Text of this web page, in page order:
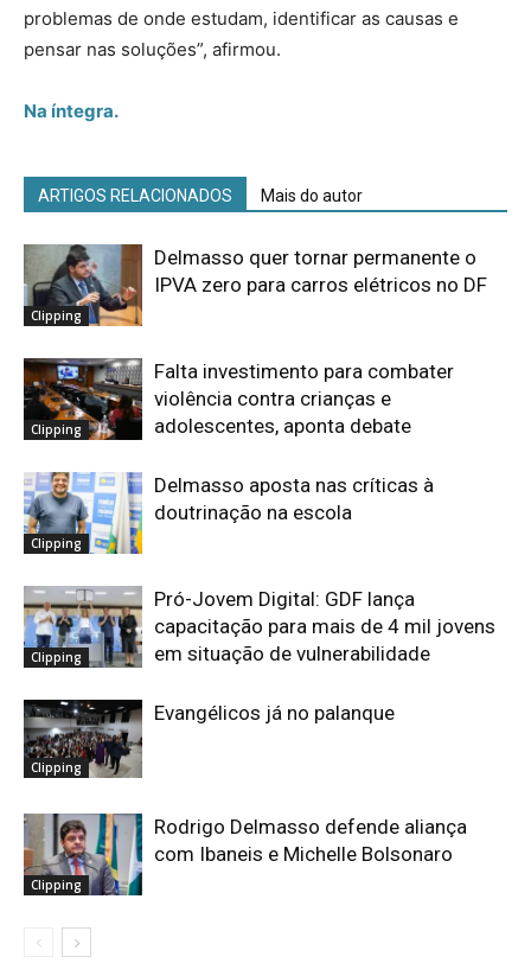
problemas de onde estudam, identificar as causas e
pensar nas soluções”, afirmou.
Na íntegra.
ARTIGOS RELACIONADOS Mais do autor
Clipping
Delmasso quer tornar permanente o
IPVA zero para carros elétricos no DF
Clipping
Falta investimento para combater
violência contra crianças e
adolescentes, aponta debate
Clipping
Delmasso aposta nas críticas à
doutrinação na escola
Clipping
Pró-Jovem Digital: GDF lança
capacitação para mais de 4 mil jovens
em situação de vulnerabilidade
Clipping
Evangélicos já no palanque
Clipping
Rodrigo Delmasso defende aliança
com Ibaneis e Michelle Bolsonaro